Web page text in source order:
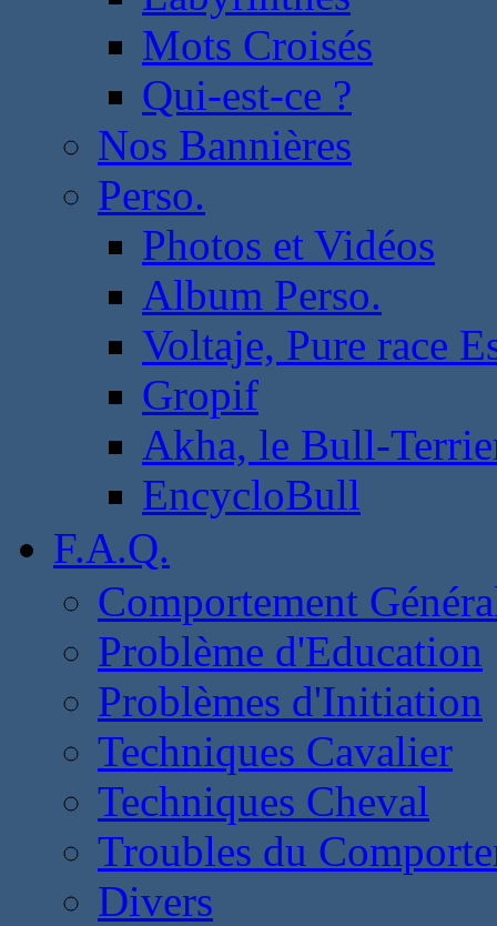
Mots Croisés
Qui-est-ce ?
Nos Bannières
Perso.
Photos et Vidéos
Album Perso.
Voltaje, Pure race
Gropif
Akha, le Bull-
EncycloBull
F.A.Q.
Comportement
Problème d'Education
Problèmes d'Initiation
Techniques Cavalier
Techniques Cheval
Troubles du
Divers